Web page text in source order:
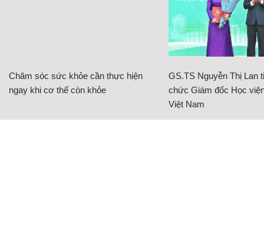
Chăm sóc sức khỏe cần thực hiện
ngay khi cơ thể còn khỏe
GS.TS Nguyễn Thị Lan
chức Giám đốc Học
Việt Nam